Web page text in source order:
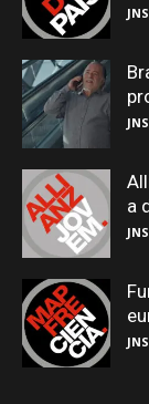
JNS
JNS
a
JNS
JNS